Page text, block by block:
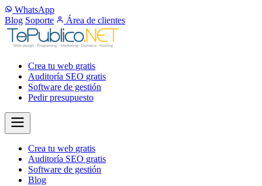
WhatsApp
Blog Soporte Área de clientes
Crea tu web gratis
Auditoría SEO gratis
Software de gestión
Pedir presupuesto
Crea tu web gratis
Auditoría SEO gratis
Software de gestión
Blog